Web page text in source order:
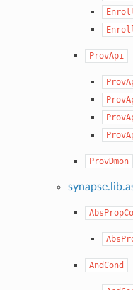
ProvApi
ProvDmon
AndCond